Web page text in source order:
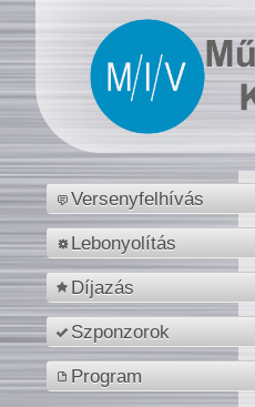
Versenyfelhívás
Lebonyolítás
Díjazás
Szponzorok
Program